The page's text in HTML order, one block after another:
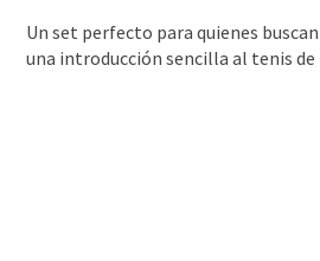
Un set perfecto para quienes
una introducción sencilla al tenis de